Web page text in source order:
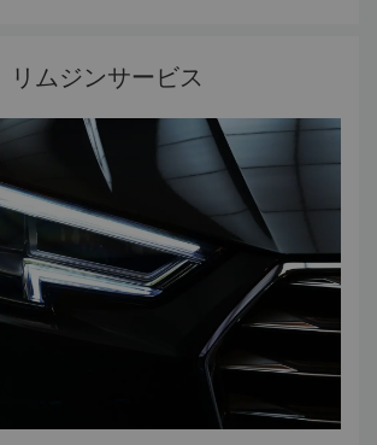
リムジンサービス